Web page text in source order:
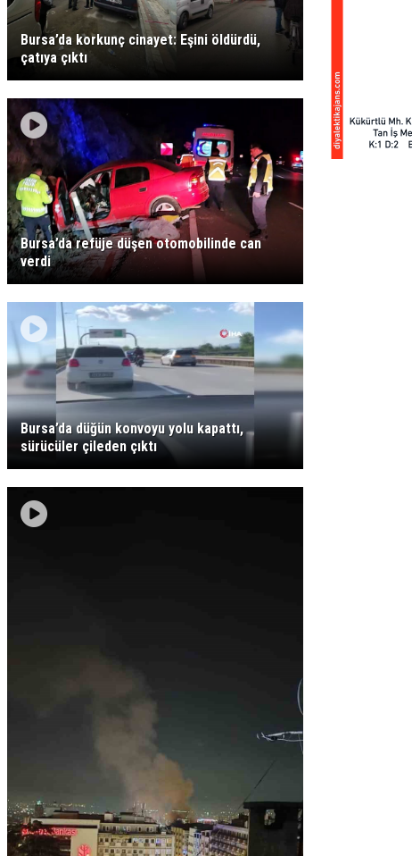
Bursa’da korkunç cinayet: Eşini öldürdü,
çatıya çıktı
Bursa’da refüje düşen otomobilinde can
verdi
Bursa’da düğün konvoyu yolu kapattı,
sürücüler çileden çıktı